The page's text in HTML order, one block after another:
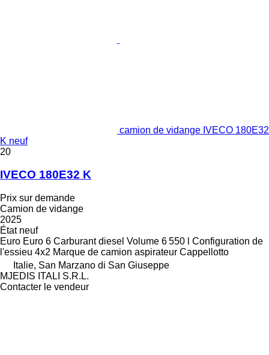
camion de vidange IVECO 180E32
K neuf
20
IVECO 180E32 K
Prix sur demande
Camion de vidange
2025
Étatneuf
Euro Euro 6 Carburant diesel Volume 6 550 l
Configuration de
l'essieu 4x2 Marque de camion aspirateur Cappellotto
Italie, San Marzano di San Giuseppe
MJEDIS ITALI S.R.L.
Contacter le vendeur